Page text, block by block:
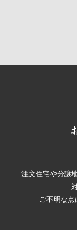
注文住宅や分譲
ご不明な点